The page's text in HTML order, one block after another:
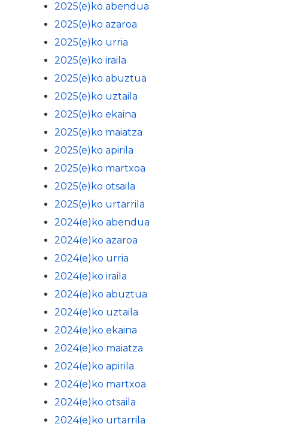
2025(e)ko abendua
2025(e)ko azaroa
2025(e)ko urria
2025(e)ko iraila
2025(e)ko abuztua
2025(e)ko uztaila
2025(e)ko ekaina
2025(e)ko maiatza
2025(e)ko apirila
2025(e)ko martxoa
2025(e)ko otsaila
2025(e)ko urtarrila
2024(e)ko abendua
2024(e)ko azaroa
2024(e)ko urria
2024(e)ko iraila
2024(e)ko abuztua
2024(e)ko uztaila
2024(e)ko ekaina
2024(e)ko maiatza
2024(e)ko apirila
2024(e)ko martxoa
2024(e)ko otsaila
2024(e)ko urtarrila